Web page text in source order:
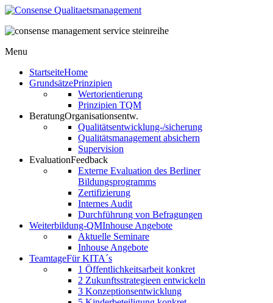
Menu
StartseiteHome
GrundsätzePrinzipien
Wertorientierung
Prinzipien TQM
BeratungOrganisationsentw.
Qualitätsentwicklung-/sicherung
Qualitätsmanagement absichern
Supervision
EvaluationFeedback
Externe Evaluation des Berliner
Bildungsprogramms
Zertifizierung
Internes Audit
Durchführung von Befragungen
Weiterbildung-QMInhouse Angebote
Aktuelle Seminare
Inhouse Angebote
TeamtageFür KITA´s
1 Öffentlichkeitsarbeit konkret
2 Zukunftsstrategieen entwickeln
3 Konzeptionsentwicklung